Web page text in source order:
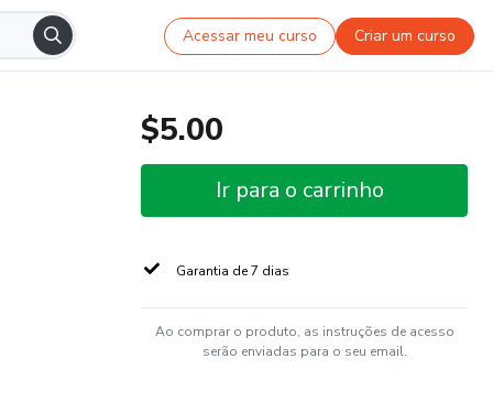
Acessar meu curso Criar um curso
$5.00
Ir para o carrinho
Garantia de 7 dias
Ao comprar o produto, as instruções de acesso
serão enviadas para o seu email.